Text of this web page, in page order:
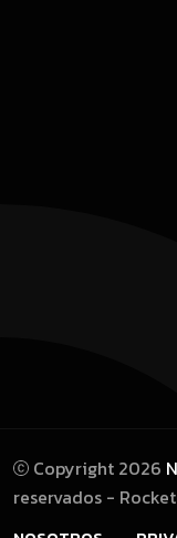
Copyright 2026
reservados -